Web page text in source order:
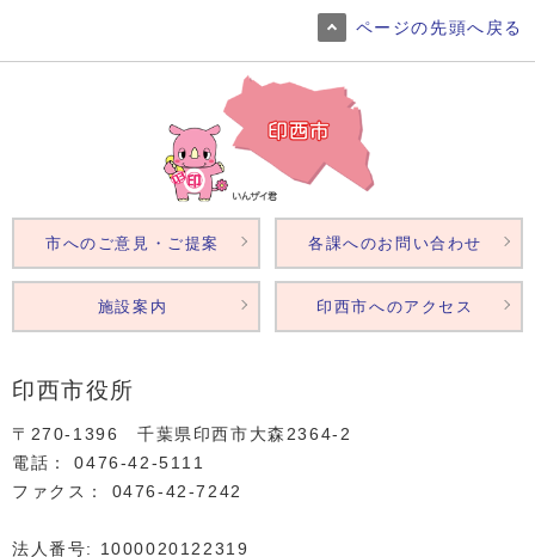
ページの先頭へ戻る
印西市役所
〒270-1396 千葉県印西市大森2364‐2
電話： 0476‐42‐5111
ファクス： 0476‐42‐7242
法人番号: 1000020122319
市へのご意見・ご提案 各課へのお問い合わせ
施設案内 印西市へのアクセス